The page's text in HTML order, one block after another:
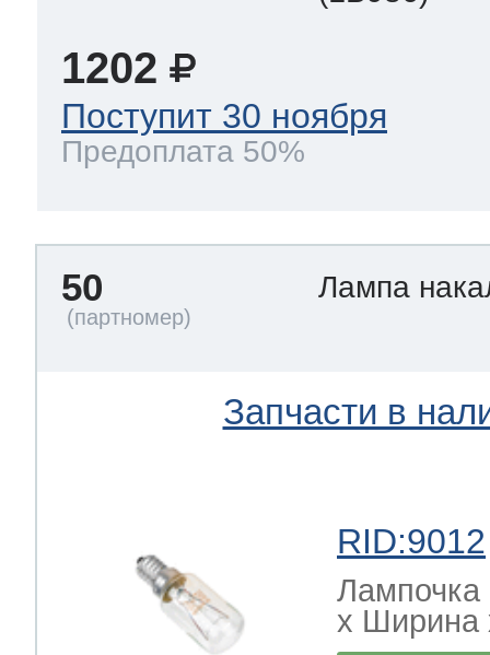
1202
Поступит 30 ноября
Предоплата 50%
50 Лампа
Запчасти в
RID:9012
Лампочка
х Ширина